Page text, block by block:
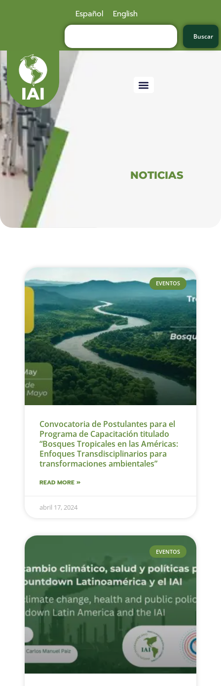
Español English
Buscar
NOTICIAS
EVENTOS
Convocatoria de Postulantes para el
Programa de Capacitación titulado
“Bosques Tropicales en las Américas:
Enfoques Transdisciplinarios para
transformaciones ambientales”
READ MORE »
abril 17, 2024
EVENTOS